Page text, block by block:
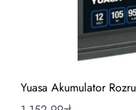
Yuasa Akumulator